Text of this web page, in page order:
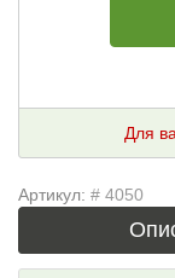
Для
Артикул: # 4050